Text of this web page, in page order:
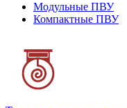
Модульные ПВУ
Компактные ПВУ